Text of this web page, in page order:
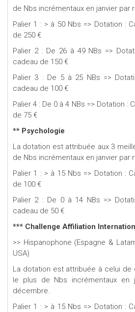
de Nbs incrémentaux en janvier par
Palier 1 : > à 50 Nbs => Dotation :
de 250 €
Palier 2 : De 26 à 49 NBs =>
cadeau de 150 €
Palier 3 : De 5 à 25 NBs =>
cadeau de 100 €
Palier 4 : De 0 à 4 NBs => Dotation :
de 75 €
** Psychologie
La dotation est attribuée aux 3
de Nbs incrémentaux en janvier par
Palier 1 : > à 15 Nbs => Dotation :
de 100 €
Palier 2 : De 0 à 14 NBs =>
cadeau de 50 €
*** Challenge Affiliation
>> Hispanophone (Espagne &
USA)
La dotation est attribuée à celui de
le plus de Nbs incrémentaux en
décembre.
Palier 1 : > à 15 Nbs => Dotation :